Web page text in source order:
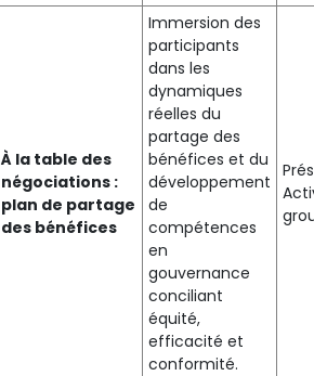
À la table des
négociations :
plan de partage
des bénéfices
Immersion des
participants
dans les
dynamiques
réelles du
partage des
bénéfices et du
développement
de
compétences
en
gouvernance
conciliant
équité,
efficacité et
conformité.